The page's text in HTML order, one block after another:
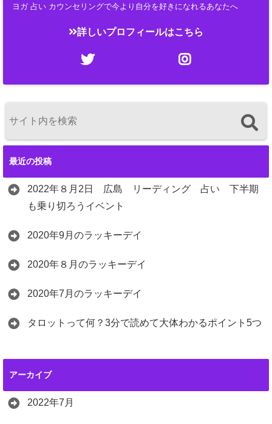
ヨガ 占い カウンセリングで今より自分を好きになれるあなたへ
詳しいプロフィールはこちら
最近の投稿
2022年８月2日 広島 リーディング 占い 下半期
も乗り切ろうイベント
2020年9月のラッキーデイ
2020年８月のラッキーデイ
2020年7月のラッキーデイ
タロットって何？3分で読めて大体わかるポイント5つ
アーカイブ
2022年7月